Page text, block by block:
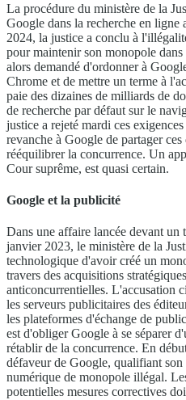
La procédure du ministère de la
Google dans la recherche en ligne
2024, la justice a conclu à
pour maintenir son monopole
alors demandé d'ordonner à
Chrome et de mettre un terme à
paie des dizaines de milliards de
de recherche par défaut sur le
justice a rejeté mardi ces
revanche à Google de partager
rééquilibrer la concurrence. Un
Cour suprême, est quasi certain.
Google et la publicité
Dans une affaire lancée devant
janvier 2023, le ministère de la
technologique d'avoir créé un
travers des acquisitions
anticoncurrentielles. L'accusation
les serveurs publicitaires des
les plateformes d'échange de
est d'obliger Google à se séparer
rétablir de la concurrence. En
défaveur de Google, qualifiant
numérique de monopole illégal.
potentielles mesures correctives